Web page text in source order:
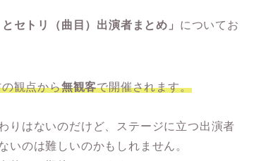
セトリ（曲目）出演者まとめ」 についてお
観点から無観客で開催されます。
りはないのだけど、ステージに立つ出演者
いのは難しいのかもしれません。